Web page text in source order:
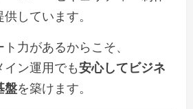
しています。
力があるからこそ、
ン運用でも安心してビジネ
盤を築けます。